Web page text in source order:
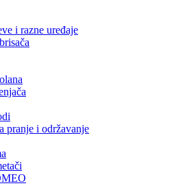
i razne uređaje
pranje i održavanje